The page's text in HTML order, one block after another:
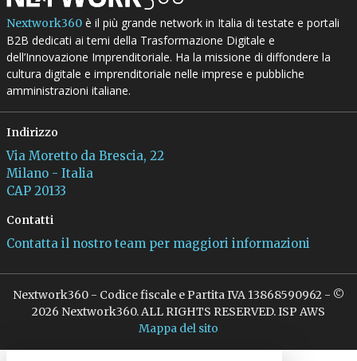
Nextwork360è il più grande network in Italia di testate e portali
B2B dedicati ai temi della Trasformazione Digitale e
dell’Innovazione Imprenditoriale. Ha la missione di diffondere la
cultura digitale e imprenditoriale nelle imprese e pubbliche
amministrazioni italiane.
Indirizzo
Via Moretto da Brescia, 22
Milano - Italia
CAP 20133
Contatti
Contatta il nostro team per maggiori informazioni
Nextwork360 - Codice fiscale e Partita IVA 13868590962 - ©
2026 Nextwork360. ALL RIGHTS RESERVED. ISP AWS
Mappa del sito